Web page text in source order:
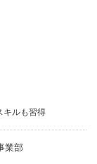
キルも習得
業部